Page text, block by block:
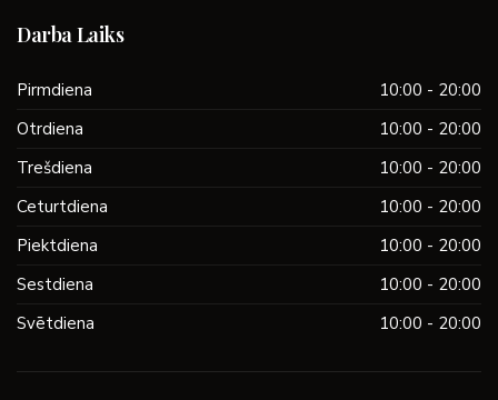
Darba Laiks
Pirmdiena
10:00 - 20:00
Otrdiena
10:00 - 20:00
Trešdiena
10:00 - 20:00
Ceturtdiena
10:00 - 20:00
Piektdiena
10:00 - 20:00
Sestdiena
10:00 - 20:00
Svētdiena
10:00 - 20:00